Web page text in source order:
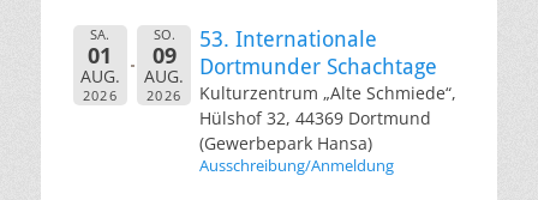
SA.
01
AUG.
2026
SO.
09
AUG.
2026
53. Internationale
Dortmunder Schachtage
Kulturzentrum „Alte Schmiede“,
Hülshof 32, 44369 Dortmund
(Gewerbepark Hansa)
Ausschreibung/Anmeldung